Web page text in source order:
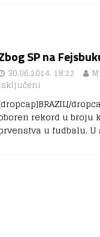
SP na
30.06.2014. 18:22
rekord u broju
u fudbalu. U